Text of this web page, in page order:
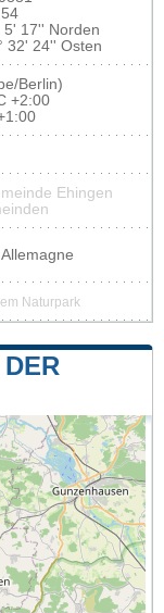
5' 17'' Norden
32' 24'' Osten
Berlin)
+2:00
Ehingen
Naturpark